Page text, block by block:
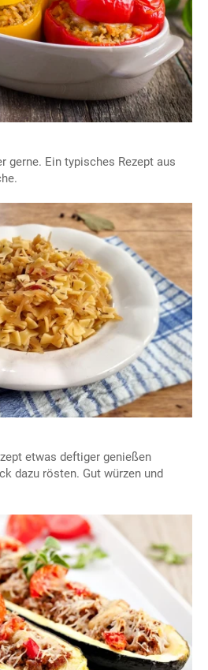
gerne. Ein typisches Rezept aus
etwas deftiger genießen
dazu rösten. Gut würzen und